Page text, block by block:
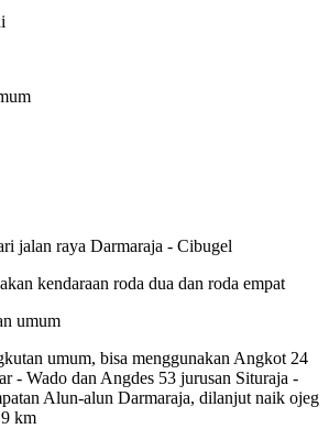
jalan raya Darmaraja - Cibugel
kendaraan roda dua dan roda empat
umum
umum, bisa menggunakan Angkot 24
- Wado dan Angdes 53 jurusan Situraja -
Alun-alun Darmaraja, dilanjut naik ojeg
km